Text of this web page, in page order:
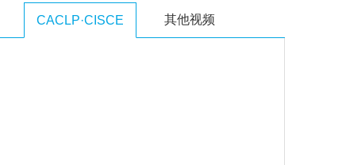
CACLP·CISCE 其他视频